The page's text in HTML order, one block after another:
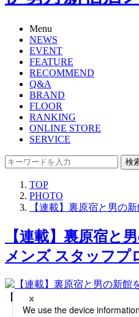
Menu
NEWS
EVENT
FEATURE
RECOMMEND
Q&A
BRAND
FLOOR
RANKING
ONLINE STORE
SERVICE
検
TOP
PHOTO
【連載】裏原宿と男の
【連載】裏原宿と
メンズ スタッフプ
【連載】裏原宿と男の新館